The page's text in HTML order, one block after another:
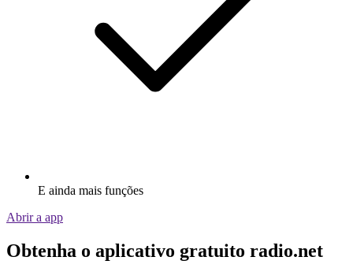
E ainda mais funções
Abrir a app
Obtenha o aplicativo gratuito radio.net